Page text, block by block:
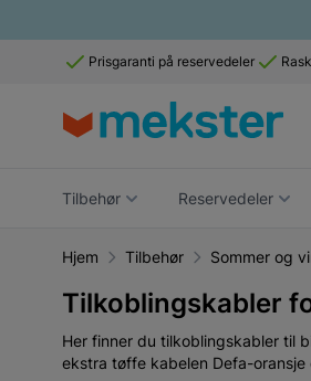
Prisgaranti på reservedeler
Tilbehør Reservedeler
Hjem Tilbehør Sommer og
Tilkoblingskabler
Her finner du tilkoblingskabler til
ekstra tøffe kabelen Defa-